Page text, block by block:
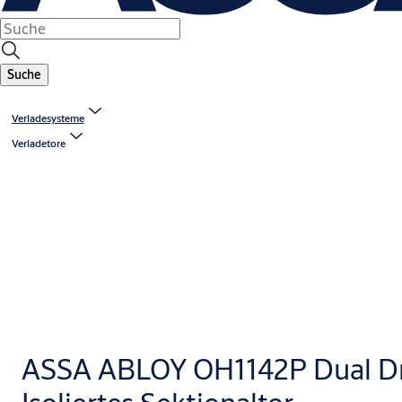
Suche
Verladesysteme
Verladetore
ASSA ABLOY OH1142P Dual